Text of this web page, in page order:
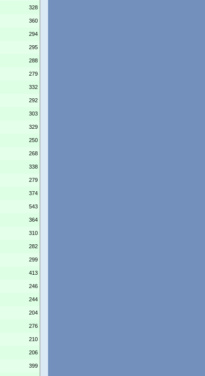
328
360
294
295
288
279
332
292
303
329
250
268
338
279
374
543
364
310
282
299
413
246
244
204
276
210
206
399